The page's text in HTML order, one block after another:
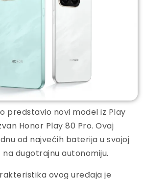
predstavio novi model iz Play
Honor Play 80 Pro. Ovaj
od najvećih baterija u svojoj
na dugotrajnu autonomiju.
ovog uređaja je